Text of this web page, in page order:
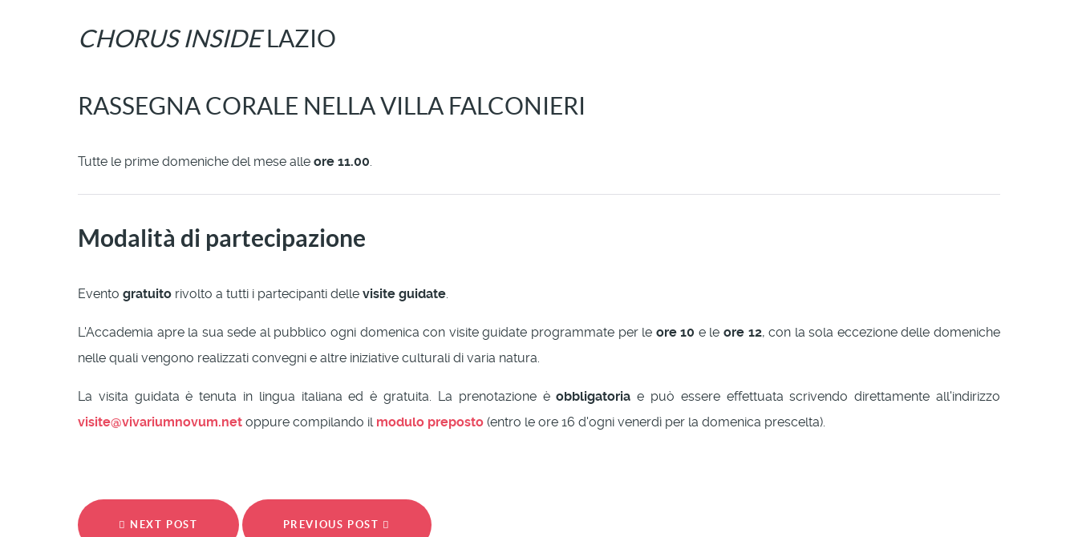
CHORUS INSIDELAZIO
RASSEGNA CORALE NELLA VILLA FALCONIERI
Tutte le prime domeniche del mese alle ore 11.00.
Modalità di partecipazione
Evento gratuito rivolto a tutti i partecipanti delle visite guidate.
L'Accademia apre la sua sede al pubblico ogni domenica con visite guidate programmate per le ore 10 e le ore 12, con la sola eccezione delle domeniche
nelle quali vengono realizzati convegni e altre iniziative culturali di varia natura.
La visita guidata è tenuta in lingua italiana ed è gratuita. La prenotazione èobbligatoria e può essere effettuata scrivendo direttamente all'indirizzo
visite@vivariumnovum.net oppure compilando il modulo preposto (entro le ore 16 d'ogni venerdì per la domenica prescelta).
NEXT POST PREVIOUS POST